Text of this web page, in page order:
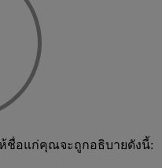
ชื่อแก่คุณจะถูกอธิบายดังนี้: